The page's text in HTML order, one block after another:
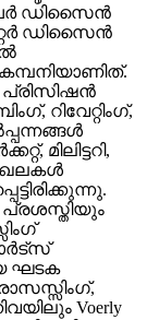
ഡിസൈൻ
ഡിസൈൻ
പ്രിസിഷൻ
റിവേറ്റിംഗ്,
മിലിട്ടറി,
ഘടക
Voerly